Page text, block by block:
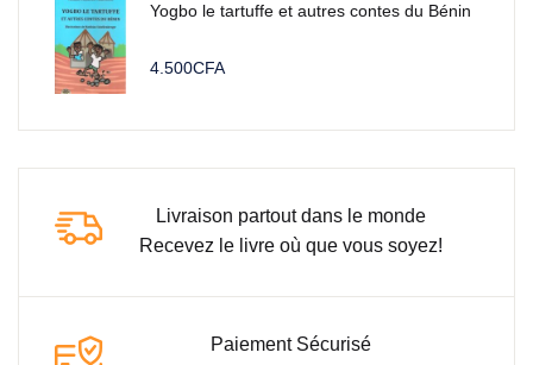
Yogbo le tartuffe et autres contes du Bénin
4.500CFA
Livraison partout dans le monde
Recevez le livre où que vous soyez!
Paiement Sécurisé